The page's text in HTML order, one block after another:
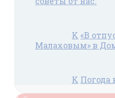
K «В
Малаховым» в
K Погода